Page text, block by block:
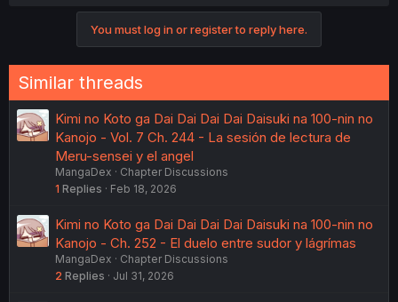
n
s
:
You must log in or register to reply here.
Similar threads
Kimi no Koto ga Dai Dai Dai Dai Daisuki na 100-nin no
Kanojo - Vol. 7 Ch. 244 - La sesión de lectura de
Meru-sensei y el angel
MangaDex
Chapter Discussions
1 Replies Feb 18, 2026
Kimi no Koto ga Dai Dai Dai Dai Daisuki na 100-nin no
Kanojo - Ch. 252 - El duelo entre sudor y lágrímas
MangaDex
Chapter Discussions
2 Replies Jul 31, 2026